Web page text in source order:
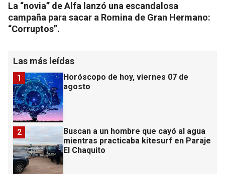
La “novia” de Alfa lanzó una escandalosa
campaña para sacar a Romina de Gran Hermano:
“Corruptos”.
Las más leídas
Horóscopo de hoy, viernes 07 de
agosto
1
Buscan a un hombre que cayó al agua
mientras practicaba kitesurf en Paraje
El Chaquito
2